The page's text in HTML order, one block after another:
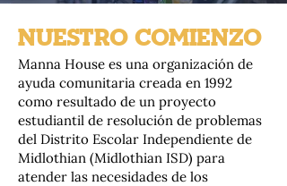
NUESTRO COMIENZO
Manna House es una organización de
ayuda comunitaria creada en 1992
como resultado de un proyecto
estudiantil de resolución de problemas
del Distrito Escolar Independiente de
Midlothian (Midlothian ISD) para
atender las necesidades de los